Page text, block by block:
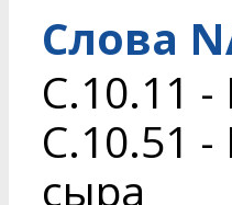
Слова
C.10.11
C.10.51
сыра